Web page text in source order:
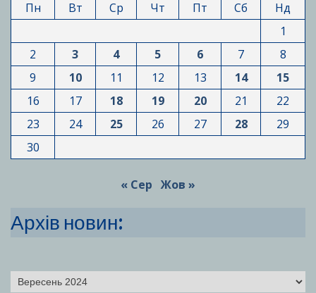
Пн
Вт Ср Чт Пт Сб
Нд
1
2
3 4 5 6 7
8
9
10 11 12 13 14
15
16
17 18 19 20 21
22
23
24 25 26 27 28
29
30
« Сер Жов »
Архів новин:
Архіви